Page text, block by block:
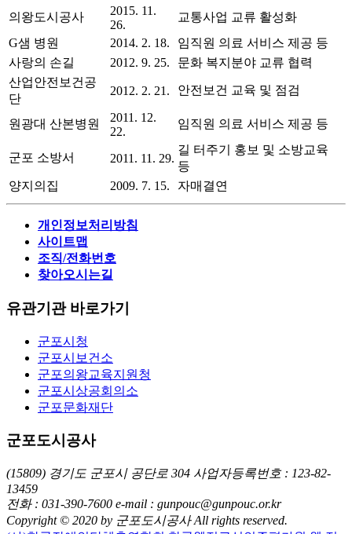
의왕도시공사
2015. 11.
26.
교통사업 교류 활성화
G샘 병원
2014. 2. 18.
임직원 의료 서비스 제공 등
사랑의 손길
2012. 9. 25.
문화 복지분야 교류 협력
산업안전보건공
단
2012. 2. 21. 안전보건 교육 및 점검
원광대 산본병원
2011. 12.
22.
임직원 의료 서비스 제공 등
군포 소방서 2011. 11. 29.
길 터주기 홍보 및 소방교육
등
양지의집
2009. 7. 15. 자매결연
개인정보처리방침
사이트맵
조직/전화번호
찾아오시는길
유관기관 바로가기
군포시청
군포시보건소
군포의왕교육지원청
군포시상공회의소
군포문화재단
군포도시공사
(15809) 경기도 군포시 공단로 304 사업자등록번호 : 123-82-
13459
전화 : 031-390-7600 e-mail : gunpouc@gunpouc.or.kr
Copyright © 2020 by 군포도시공사 All rights reserved.